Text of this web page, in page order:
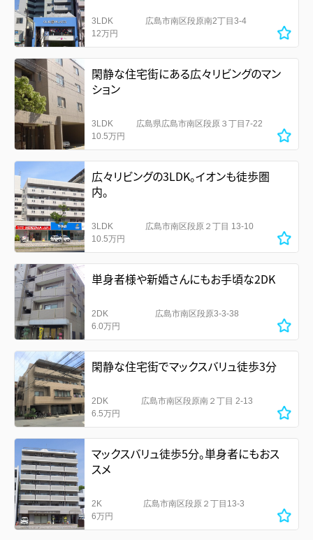
3LDK
12万円
広島市南区段原南2丁目3-4
閑静な住宅街にある広々リビングのマン
ション
3LDK
10.5万円
広島県広島市南区段原３丁目7-22
広々リビングの3LDK。イオンも徒歩圏
内。
3LDK
10.5万円
広島市南区段原２丁目 13-10
単身者様や新婚さんにもお手頃な2DK
2DK
6.0万円
広島市南区段原3-3-38
閑静な住宅街でマックスバリュ徒歩3分
2DK
6.5万円
広島市南区段原南２丁目 2-13
マックスバリュ徒歩5分。単身者にもおス
スメ
2K
6万円
広島市南区段原２丁目13-3